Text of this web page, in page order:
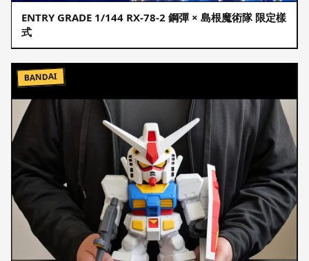
ENTRY GRADE 1/144 RX-78-2 鋼彈 × 島根魔術隊 限定樣
式
BANDAI